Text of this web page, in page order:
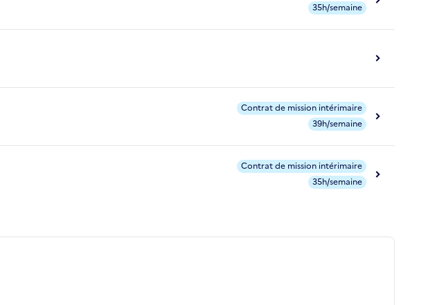
35h/semaine
Contrat de mission intérimaire
39h/semaine
Contrat de mission intérimaire
35h/semaine